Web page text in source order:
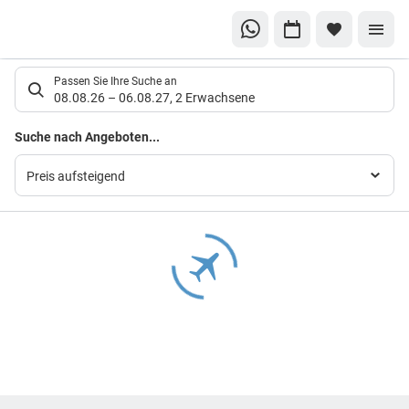
Suchlistenseite
Passen Sie Ihre Suche an
08.08.26 – 06.08.27, 2 Erwachsene
Suche nach Angeboten...
Preis aufsteigend